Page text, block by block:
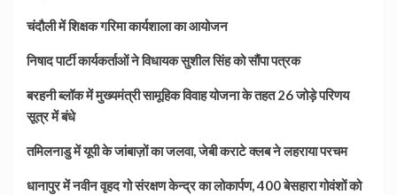
चंदौली में शिक्षक गरिमा कार्यशाला का आयोजन
निषाद पार्टी कार्यकर्ताओं ने विधायक सुशील सिंह को सौंपा पत्रक
बरहनी ब्लॉक में मुख्यमंत्री सामूहिक विवाह योजना के तहत 26 जोड़े परिणय
सूत्र में बंधे
तमिलनाडु में यूपी के जांबाज़ों का जलवा, जेबी कराटे क्लब ने लहराया परचम
धानापुर में नवीन वृहद गो संरक्षण केन्द्र का लोकार्पण, 400 बेसहारा गोवंशों को